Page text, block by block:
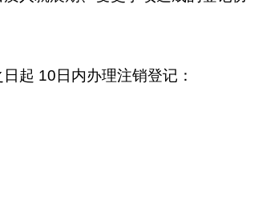
起 10日内办理注销登记：